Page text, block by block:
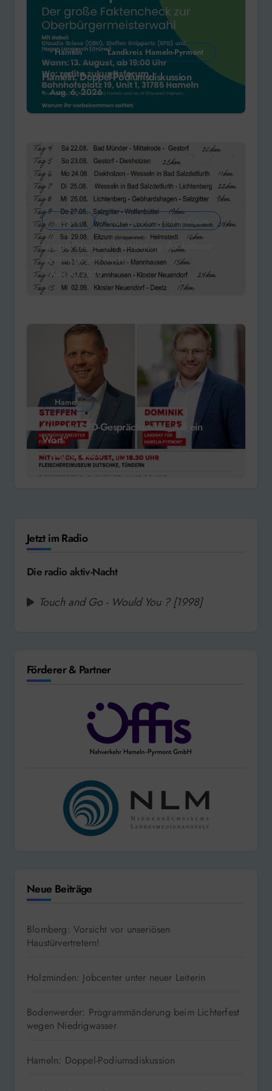
Hameln Landkreis Hameln-Pyrmont
Hameln: Doppel-Podiumsdiskussion
Aug. 6, 2026
Hameln Lügde / Ostwestfalen-Lippe
Lemgo/Hameln: Wanderung der Initiave
„Omas gegen Rechts“
Aug. 6, 2026
Hameln
Hameln: SPD-Gesprächsreihe „Auf ein
Wort“
Aug. 6, 2026
Jetzt im Radio
Die radio aktiv-Nacht
Touch and Go - Would You ? [1998]
Förderer & Partner
Neue Beiträge
Blomberg: Vorsicht vor unseriösen
Haustürvertretern!
Holzminden: Jobcenter unter neuer Leiterin
Bodenwerder: Programmänderung beim Lichterfest
wegen Niedrigwasser
Hameln: Doppel-Podiumsdiskussion